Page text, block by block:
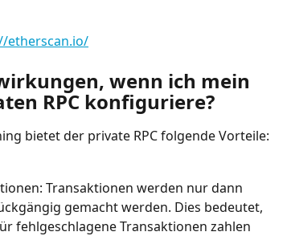
etherscan.io/
wenn ich mein
RPC konfiguriere?
bietet der private RPC folgende Vorteile:
Transaktionen werden nur dann
gemacht werden. Dies bedeutet,
fehlgeschlagene Transaktionen zahlen